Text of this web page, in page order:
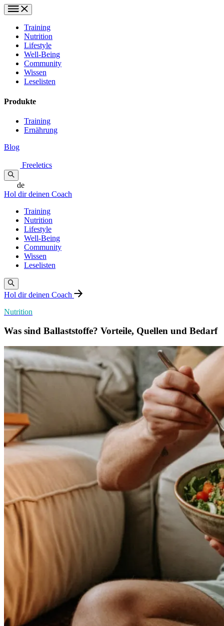
Training
Nutrition
Lifestyle
Well-Being
Community
Wissen
Leselisten
Produkte
Training
Ernährung
Blog
Freeletics
de
Hol dir deinen Coach
Training
Nutrition
Lifestyle
Well-Being
Community
Wissen
Leselisten
Hol dir deinen Coach
Nutrition
Was sind Ballaststoffe? Vorteile, Quellen und Bedarf